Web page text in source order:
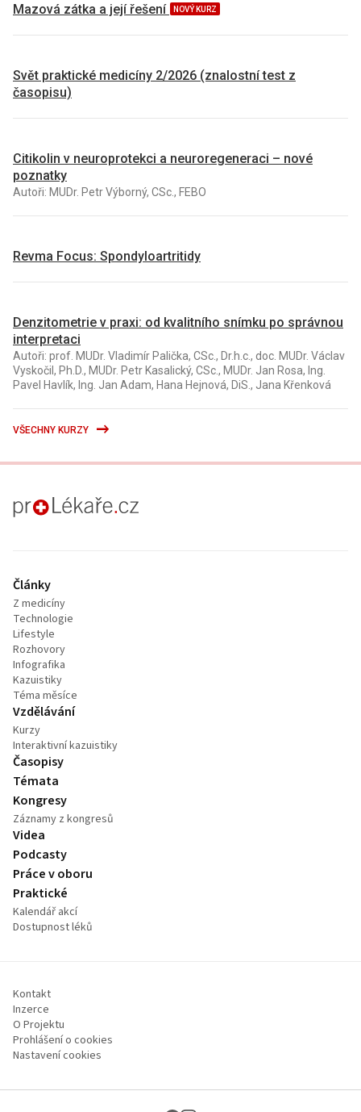
Mazová zátka a její řešení NOVÝ KURZ
Svět praktické medicíny 2/2026 (znalostní test z
časopisu)
Citikolin v neuroprotekci a neuroregeneraci – nové
poznatky
Autoři: MUDr. Petr Výborný, CSc., FEBO
Revma Focus: Spondyloartritidy
Denzitometrie v praxi: od kvalitního snímku po správnou
interpretaci
Autoři: prof. MUDr. Vladimír Palička, CSc., Dr.h.c., doc. MUDr. Václav
Vyskočil, Ph.D., MUDr. Petr Kasalický, CSc., MUDr. Jan Rosa, Ing.
Pavel Havlík, Ing. Jan Adam, Hana Hejnová, DiS., Jana Křenková
VŠECHNY KURZY
proLékaře.cz
Články
Z medicíny
Technologie
Lifestyle
Rozhovory
Infografika
Kazuistiky
Téma měsíce
Vzdělávání
Kurzy
Interaktivní kazuistiky
Časopisy
Témata
Kongresy
Záznamy z kongresů
Videa
Podcasty
Práce v oboru
Praktické
Kalendář akcí
Dostupnost léků
Kontakt
Inzerce
O Projektu
Prohlášení o cookies
Nastavení cookies